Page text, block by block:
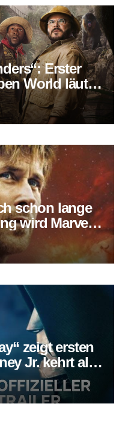
Erster
World läutet
schon lange
wird Marvels
zeigt ersten
Jr. kehrt als